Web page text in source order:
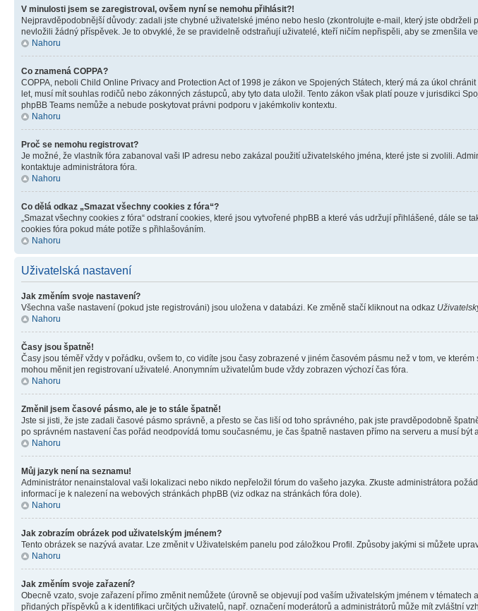
V minulosti jsem se zaregistroval, ovšem nyní se nemohu přihlásit?!
Nejpravděpodobnější důvody: zadali jste chybné uživatelské jméno nebo heslo (zkontrolujte e-mail, který jste
nevložili žádný příspěvek. Je to obvyklé, že se pravidelně odstraňují uživatelé, kteří ničím nepřispěli, aby se zmenšila
Nahoru
Co znamená COPPA?
COPPA, neboli Child Online Privacy and Protection Act of 1998 je zákon ve Spojených Státech, který má za úkol
let, musí mít souhlas rodičů nebo zákonných zástupců, aby tyto data uložil. Tento zákon však platí pouze v jurisdikci
phpBB Teams nemůže a nebude poskytovat právni podporu v jakémkoliv kontextu.
Nahoru
Proč se nemohu registrovat?
Je možné, že vlastník fóra zabanoval vaši IP adresu nebo zakázal použití uživatelského jména, které jste si zvolili.
kontaktuje administrátora fóra.
Nahoru
Co dělá odkaz „Smazat všechny cookies z fóra“?
„Smazat všechny cookies z fóra“ odstraní cookies, které jsou vytvořené phpBB a které vás udržují přihlášené, dále
cookies fóra pokud máte potíže s přihlašováním.
Nahoru
Uživatelská nastavení
Jak změním svoje nastavení?
Všechna vaše nastavení (pokud jste registrováni) jsou uložena v databázi. Ke změně stačí kliknout na odkaz
Nahoru
Časy jsou špatně!
Časy jsou téměř vždy v pořádku, ovšem to, co vidíte jsou časy zobrazené v jiném časovém pásmu než v tom, ve
mohou měnit jen registrovaní uživatelé. Anonymním uživatelům bude vždy zobrazen výchozí čas fóra.
Nahoru
Změnil jsem časové pásmo, ale je to stále špatně!
Jste si jisti, že jste zadali časové pásmo správně, a přesto se čas liší od toho správného, pak jste pravděpodobně
po správném nastavení čas pořád neodpovídá tomu současnému, je čas špatně nastaven přímo na serveru a musí být
Nahoru
Můj jazyk není na seznamu!
Administrátor nenainstaloval vaši lokalizaci nebo nikdo nepřeložil fórum do vašeho jazyka. Zkuste administrátora
informací je k nalezení na webových stránkách phpBB (viz odkaz na stránkách fóra dole).
Nahoru
Jak zobrazím obrázek pod uživatelským jménem?
Tento obrázek se nazývá avatar. Lze změnit v Uživatelském panelu pod záložkou Profil. Způsoby jakými si můžete
Nahoru
Jak změním svoje zařazení?
Obecně vzato, svoje zařazení přímo změnit nemůžete (úrovně se objevují pod vaším uživatelským jménem v
přidaných příspěvků a k identifikaci určitých uživatelů, např. označení moderátorů a administrátorů může mít zvláštní